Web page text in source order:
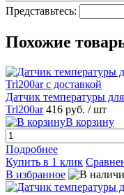
Представьтесь:
Похожие
Датчик температуры
Trl200ar 416 руб. / шт
В корзину
Подробнее
Купить в 1 клик
В избранное